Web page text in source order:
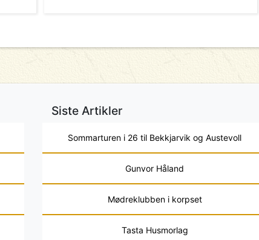
Siste Artikler
Sommarturen i 26 til Bekkjarvik og Austevoll
Gunvor Håland
Mødreklubben i korpset
Tasta Husmorlag